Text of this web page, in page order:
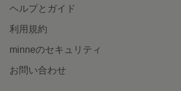
ヘルプとガイド
利用規約
minneのセキュリティ
お問い合わせ